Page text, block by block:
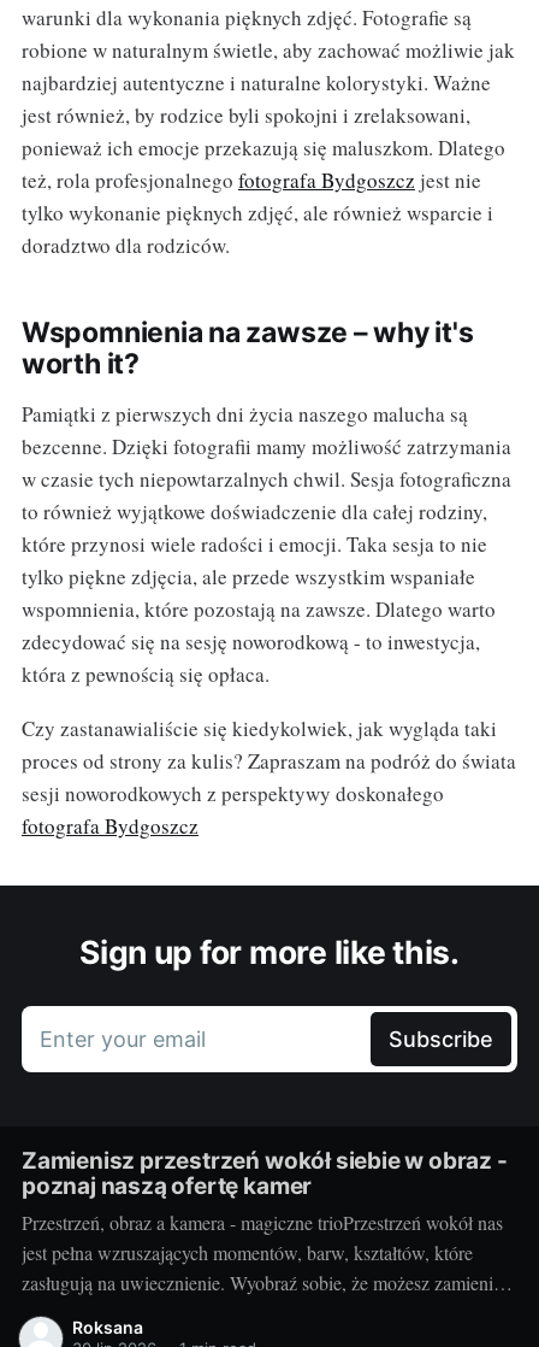
warunki dla wykonania pięknych zdjęć. Fotografie są
robione w naturalnym świetle, aby zachować możliwie jak
najbardziej autentyczne i naturalne kolorystyki. Ważne
jest również, by rodzice byli spokojni i zrelaksowani,
ponieważ ich emocje przekazują się maluszkom. Dlatego
też, rola profesjonalnego fotografa Bydgoszcz jest nie
tylko wykonanie pięknych zdjęć, ale również wsparcie i
doradztwo dla rodziców.
Wspomnienia na zawsze – why it's
worth it?
Pamiątki z pierwszych dni życia naszego malucha są
bezcenne. Dzięki fotografii mamy możliwość zatrzymania
w czasie tych niepowtarzalnych chwil. Sesja fotograficzna
to również wyjątkowe doświadczenie dla całej rodziny,
które przynosi wiele radości i emocji. Taka sesja to nie
tylko piękne zdjęcia, ale przede wszystkim wspaniałe
wspomnienia, które pozostają na zawsze. Dlatego warto
zdecydować się na sesję noworodkową - to inwestycja,
która z pewnością się opłaca.
Czy zastanawialiście się kiedykolwiek, jak wygląda taki
proces od strony za kulis? Zapraszam na podróż do świata
sesji noworodkowych z perspektywy doskonałego
fotografa Bydgoszcz
Sign up for more like this.
Enter your email Subscribe
Zamienisz przestrzeń wokół siebie w obraz -
poznaj naszą ofertę kamer
Przestrzeń, obraz a kamera - magiczne trioPrzestrzeń wokół nas
jest pełna wzruszających momentów, barw, kształtów, które
zasługują na uwiecznienie. Wyobraź sobie, że możesz zamienić
otaczający cię świat w jednym migawki w piękny,
Roksana